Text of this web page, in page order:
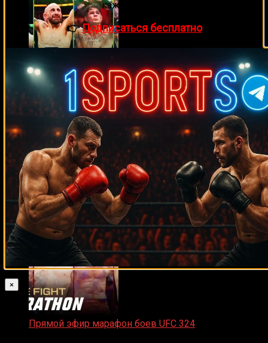
Прямой эфир марафон боев UFC 325
31.01.2026
Смотреть UFC 324: Гэйтжи – Пимблетт
24.01.2026
Прямой эфир марафон боев UFC 324
каждый день!
👉Подписаться бесплатно
×